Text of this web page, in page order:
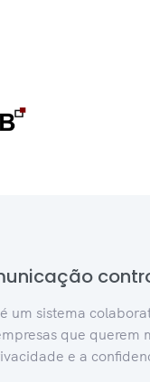
um sistema
que querem
e a